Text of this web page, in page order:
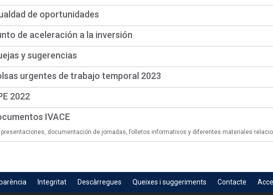
de oportunidades
de aceleración a la inversión
y sugerencias
urgentes de trabajo temporal 2023
2022
IVACE
presentaciones, documentación de jornadas, folletos informativos y diferentes materiales
Integritat Descàrregues Queixes i suggeriments Contacte